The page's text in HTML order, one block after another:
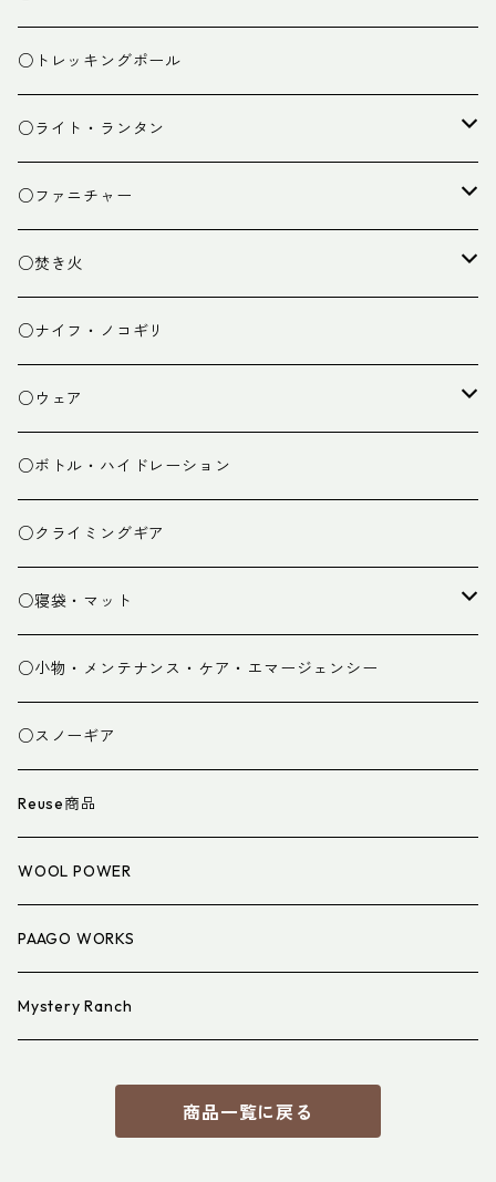
ザック小物
バーナー
カトラリー
クッキング小物
テント
タープ
ペグ・ハンマー・小物
○トレッキングポール
○ライト・ランタン
ライト
ランタン
○ファニチャー
テーブル
チェア
○焚き火
焚き火台
焚き火小物
○ナイフ・ノコギリ
○ウェア
ミドルレイヤー
ベースレイヤー
パンツ
グローブ
スパッツ・ゲイター
衣類小物
アイウェア
○ボトル・ハイドレーション
○クライミングギア
○寝袋・マット
寝袋
マット
寝具小物
○小物・メンテナンス・ケア・エマージェンシー
○スノーギア
Reuse商品
WOOL POWER
PAAGO WORKS
Mystery Ranch
商品一覧に戻る